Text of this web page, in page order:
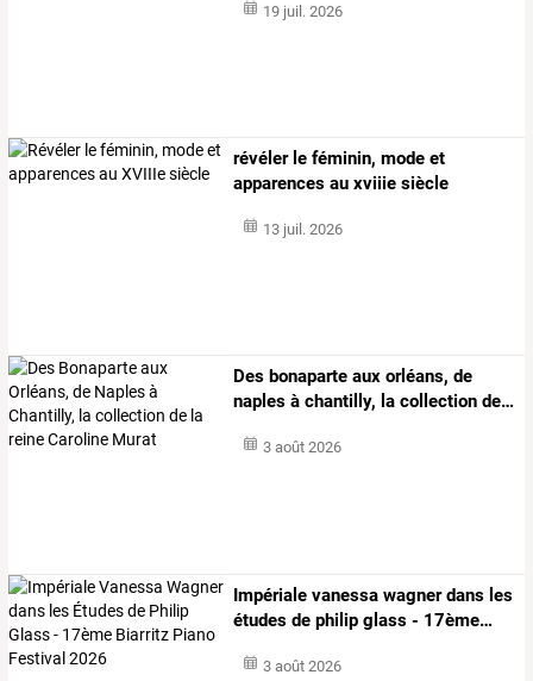
19 juil. 2026
​​​​​​​révéler le féminin, mode et
apparences au xviiie siècle
13 juil. 2026
Des bonaparte aux orléans, de
naples à chantilly, la collection de…
3 août 2026
Impériale vanessa wagnerdans les
études de philip glass - 17ème…
3 août 2026